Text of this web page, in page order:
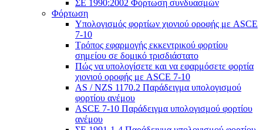
ΣΕ 1990:2002 Φόρτωση συνδυασμών
Φόρτωση
Υπολογισμός φορτίων χιονιού οροφής με ASCE
7-10
Τρόπος εφαρμογής εκκεντρικού φορτίου
σημείου σε δομικό τρισδιάστατο
Πώς να υπολογίσετε και να εφαρμόσετε φορτία
χιονιού οροφής με ASCE 7-10
AS / NZS 1170.2 Παράδειγμα υπολογισμού
φορτίου ανέμου
ASCE 7-10 Παράδειγμα υπολογισμού φορτίου
ανέμου